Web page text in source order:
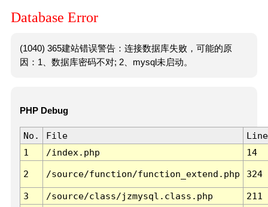
Database Error
(1040) 365建站错误警告：连接数据库失败，可能的原
因：1、数据库密码不对; 2、mysql未启动。
PHP Debug
No. File
Line
1
/index.php 14
2 /source/function/function_extend.php 324
3 /source/class/jzmysql.class.php
211